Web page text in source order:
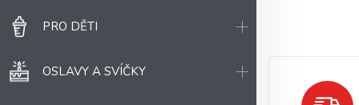
PRO DĚTI
OSLAVY A SVÍČKY